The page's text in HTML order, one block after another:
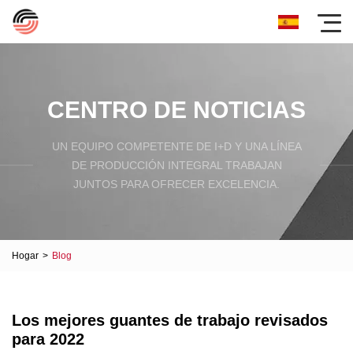
CENTRO DE NOTICIAS
UN EQUIPO COMPETENTE DE I+D Y UNA LÍNEA
DE PRODUCCIÓN INTEGRAL TRABAJAN
JUNTOS PARA OFRECER EXCELENCIA.
Hogar > Blog
Los mejores guantes de trabajo revisados ​​
para 2022